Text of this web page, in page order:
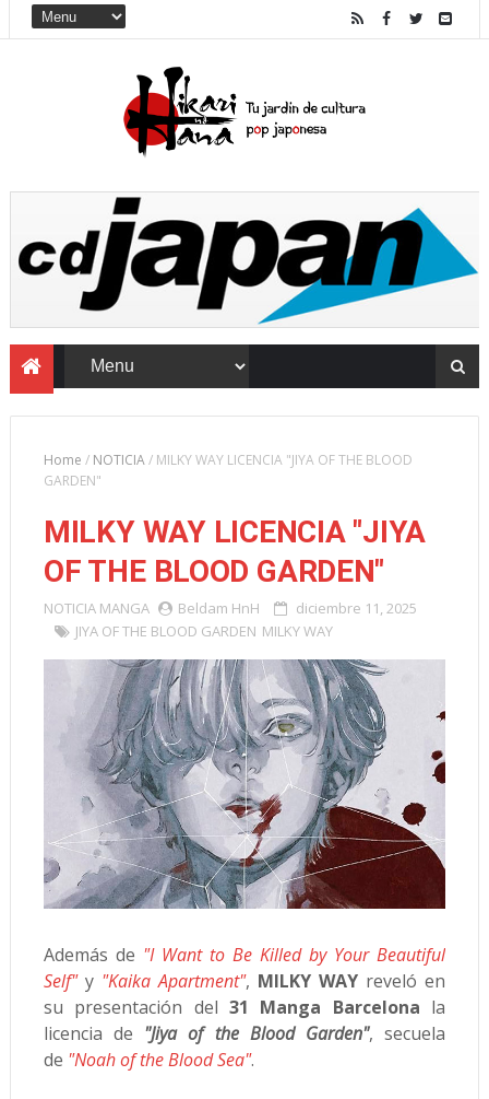
Home / NOTICIA/ MILKY WAY LICENCIA "JIYA OF THE BLOOD
GARDEN"
MILKY WAY LICENCIA "JIYA
OF THE BLOOD GARDEN"
NOTICIA MANGA Beldam HnH
diciembre 11, 2025
JIYA OF THE BLOOD GARDEN MILKY WAY
Además de "I Want to Be Killed by Your Beautiful
Self"y "Kaika Apartment", MILKY WAY reveló en
su presentación del 31 Manga Barcelona la
licencia de "Jiya of the Blood Garden", secuela
de "Noah of the Blood Sea".